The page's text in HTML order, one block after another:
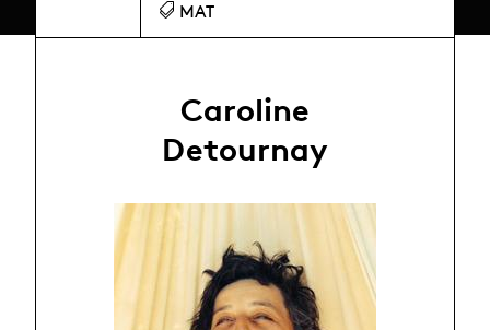
MAT
Caroline
Detournay